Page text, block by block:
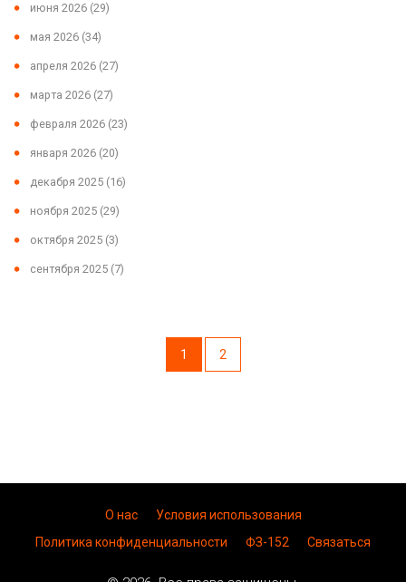
июня 2026 (29)
мая 2026 (34)
апреля 2026 (27)
марта 2026 (27)
февраля 2026 (23)
января 2026 (20)
декабря 2025 (16)
ноября 2025 (29)
октября 2025 (3)
сентября 2025 (7)
1 2
О нас
Условия использования
Политика конфиденциальности
ФЗ-152 Связаться